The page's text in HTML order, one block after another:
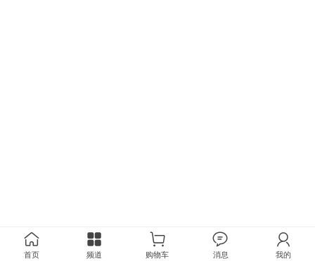
首页 频道 购物车 消息 我的